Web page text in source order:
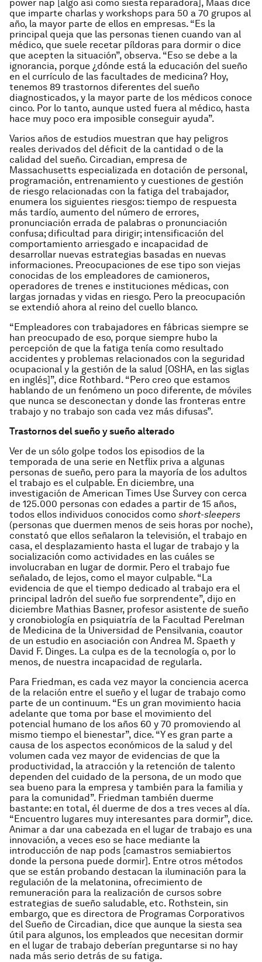
power nap [algo así como siesta reparadora], Maas dice
que imparte charlas y workshops para 50 a 70 grupos al
año, la mayor parte de ellos en empresas. “Es la
principal queja que las personas tienen cuando van al
médico, que suele recetar píldoras para dormir o dice
que acepten la situación”, observa. “Eso se debe a la
ignorancia, porque ¿dónde está la educación del sueño
en el currículo de las facultades de medicina? Hoy,
tenemos 89 trastornos diferentes del sueño
diagnosticados, y la mayor parte de los médicos conoce
cinco. Por lo tanto, aunque usted fuera al médico, hasta
hace muy poco era imposible conseguir ayuda”.
Varios años de estudios muestran que hay peligros
reales derivados del déficit de la cantidad o de la
calidad del sueño. Circadian, empresa de
Massachusetts especializada en dotación de personal,
programación, entrenamiento y cuestiones de gestión
de riesgo relacionadas con la fatiga del trabajador,
enumera los siguientes riesgos: tiempo de respuesta
más tardío, aumento del número de errores,
pronunciación errada de palabras o pronunciación
confusa; dificultad para dirigir; intensificación del
comportamiento arriesgado e incapacidad de
desarrollar nuevas estrategias basadas en nuevas
informaciones. Preocupaciones de ese tipo son viejas
conocidas de los empleadores de camioneros,
operadores de trenes e instituciones médicas, con
largas jornadas y vidas en riesgo. Pero la preocupación
se extendió ahora al reino del cuello blanco.
“Empleadores con trabajadores en fábricas siempre se
han preocupado de eso, porque siempre hubo la
percepción de que la fatiga tenía como resultado
accidentes y problemas relacionados con la seguridad
ocupacional y la gestión de la salud [OSHA, en las siglas
en inglés]”, dice Rothbard. “Pero creo que estamos
hablando de un fenómeno un poco diferente, de móviles
que nunca se desconectan y donde las fronteras entre
trabajo y no trabajo son cada vez más difusas”.
Trastornos del sueño y sueño alterado
Ver de un sólo golpe todos los episodios de la
temporada de una serie en Netflix priva a algunas
personas de sueño, pero para la mayoría de los adultos
el trabajo es el culpable. En diciembre, una
investigación de American Times Use Survey con cerca
de 125.000 personas con edades a partir de 15 años,
todos ellos individuos conocidos como short-sleepers
(personas que duermen menos de seis horas por noche),
constató que ellos señalaron la televisión, el trabajo en
casa, el desplazamiento hasta el lugar de trabajo y la
socialización como actividades en las cuáles se
involucraban en lugar de dormir. Pero el trabajo fue
señalado, de lejos, como el mayor culpable. “La
evidencia de que el tiempo dedicado al trabajo era el
principal ladrón del sueño fue sorprendente”, dijo en
diciembre Mathias Basner, profesor asistente de sueño
y cronobiología en psiquiatría de la Facultad Perelman
de Medicina de la Universidad de Pensilvania, coautor
de un estudio en asociación con Andrea M. Spaeth y
David F. Dinges. La culpa es de la tecnología o, por lo
menos, de nuestra incapacidad de regularla.
Para Friedman, es cada vez mayor la conciencia acerca
de la relación entre el sueño y el lugar de trabajo como
parte de un continuum. “Es un gran movimiento hacia
adelante que toma por base el movimiento del
potencial humano de los años 60 y 70 promoviendo al
mismo tiempo el bienestar”, dice. “Y es gran parte a
causa de los aspectos económicos de la salud y del
volumen cada vez mayor de evidencias de que la
productividad, la atracción y la retención de talento
dependen del cuidado de la persona, de un modo que
sea bueno para la empresa y también para la familia y
para la comunidad”. Friedman también duerme
bastante: en total, él duerme de dos a tres veces al día.
“Encuentro lugares muy interesantes para dormir”, dice.
Animar a dar una cabezada en el lugar de trabajo es una
innovación, a veces eso se hace mediante la
introducción de nap pods [camastros semiabiertos
donde la persona puede dormir]. Entre otros métodos
que se están probando destacan la iluminación para la
regulación de la melatonina, ofrecimiento de
remuneración para la realización de cursos sobre
estrategias de sueño saludable, etc. Rothstein, sin
embargo, que es directora de Programas Corporativos
del Sueño de Circadian, dice que aunque la siesta sea
útil para algunos, los empleados que necesitan dormir
en el lugar de trabajo deberían preguntarse si no hay
nada más serio detrás de su fatiga.